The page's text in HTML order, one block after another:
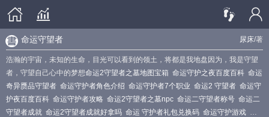
尿床/著
命运守望者
浩瀚的宇宙，未知的生命，目光可以看到的领土，将都是我地盘因为，我是守望
者，守望自己心中的梦想命运2守望者之墓地图宝箱 命运守护之夜百度百科 命运
奇异赝品守望者 命运守护者角色介绍 命运守护者7个职业 命运2 守望者 命运守
护夜百度百科 命运守护者攻略 命运2守望者之墓npc 命运二守望者称号 命运二
守望者成就 命运2守望者成就好拿吗 命运 守护者礼包兑换码 命运守护游戏 命